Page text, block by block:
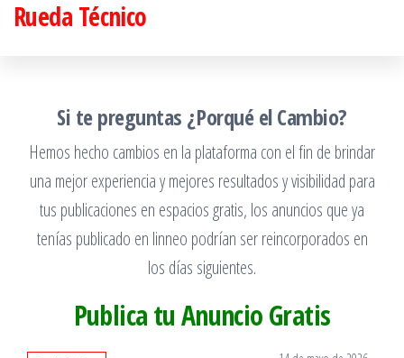
SaltarRueda Técnico
Si te preguntas ¿Porqué el Cambio?
Hemos hecho cambios en la plataforma con el fin de brindar
una mejor experiencia y mejores resultados y visibilidad para
tus publicaciones en espacios gratis, los anuncios que ya
tenías publicado en linneo podrían ser reincorporados en
los días siguientes.
Publica tu Anuncio Gratis